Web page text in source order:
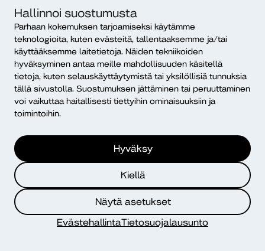
Hallinnoi suostumusta
Parhaan kokemuksen tarjoamiseksi käytämme
teknologioita, kuten evästeitä, tallentaaksemme ja/tai
käyttääksemme laitetietoja. Näiden tekniikoiden
hyväksyminen antaa meille mahdollisuuden käsitellä
tietoja, kuten selauskäyttäytymistä tai yksilöllisiä tunnuksia
tällä sivustolla. Suostumuksen jättäminen tai peruuttaminen
voi vaikuttaa haitallisesti tiettyihin ominaisuuksiin ja
toimintoihin.
Hyväksy
Kiellä
Näytä asetukset
EvästehallintaTietosuojalausunto
Tukea ja tietoa helposti saatavilla
Opiskelijat arvioivat tiedonsaannin tukipalveluista –
kuten ohjauksesta, hyvinvoinnin tuesta ja käytännön
asioista – erittäin toimivaksi. Myös työvälineet ja
oppimisympäristöt koettiin riittäviksi opintojen
aloittamiseen.
Kaikki vastaajat kokivat saaneensa riittävän
oppimisympäristöön. Tämä näkyy myös avoimessa
palautteessa:
“Olen todella tyytyväinen opintojen aloitukseen.”
“Kaikki on tähän mennessä ihan jees.”
Useampi opiskelija kokee kuitenkin, että uusia asioita oli
alkuun runsaasti. Tuki ja perehdytys ovat kuitenkin